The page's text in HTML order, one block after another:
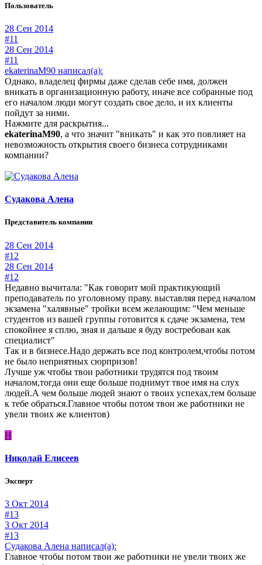
Пользователь
28 Сен 2014
#11
28 Сен 2014
#11
ekaterinaM90 написал(а):
Однако, владелец фирмы даже сделав себе имя, должен
вникать в организационную работу, иначе все собранные под
его началом люди могут создать свое дело, и их клиенты
пойдут за ними.
Нажмите для раскрытия...
ekaterinaM90, а что значит "вникать" и как это повлияет на
невозможность открытия своего бизнеса сотрудниками
компании?
Судакова Алена
Представитель компании
28 Сен 2014
#12
28 Сен 2014
#12
Недавно вычитала: "Как говорит мой практикующий
преподаватель по уголовному праву. выставляя перед началом
экзамена "халявные" тройки всем желающим: "Чем меньше
студентов из вашей группы готовится к сдаче экзамена, тем
спокойнее я сплю, зная и дальше я буду востребован как
специалист"
Так и в бизнесе.Надо держать все под контролем,чтобы потом
не было неприятных сюрпризов!
Лучше уж чтобы твои работники трудятся под твоим
началом,тогда они еще больше поднимут твое имя на слух
людей.А чем больше людей знают о твоих успехах,тем больше
к тебе обраться.Главное чтобы потом твои же работники не
увели твоих же клиентов)
Н
Николай Елисеев
Эксперт
3 Окт 2014
#13
3 Окт 2014
#13
Судакова Алена написал(а):
Главное чтобы потом твои же работники не увели твоих же